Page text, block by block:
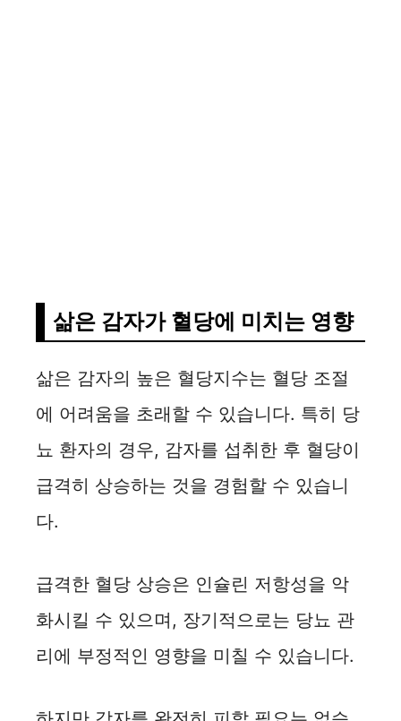
삶은 감자가 혈당에 미치는 영향
삶은 감자의 높은 혈당지수는 혈당 조절
에 어려움을 초래할 수 있습니다. 특히 당
뇨 환자의 경우, 감자를 섭취한 후 혈당이
급격히 상승하는 것을 경험할 수 있습니
다.
급격한 혈당 상승은 인슐린 저항성을 악
화시킬 수 있으며, 장기적으로는 당뇨 관
리에 부정적인 영향을 미칠 수 있습니다.